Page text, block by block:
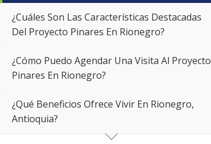
¿Cuáles Son Las Características Destacadas
Del Proyecto Pinares En Rionegro?
¿Cómo Puedo Agendar Una Visita Al Proyecto
Pinares En Rionegro?
¿Qué Beneficios Ofrece Vivir En Rionegro,
Antioquia?